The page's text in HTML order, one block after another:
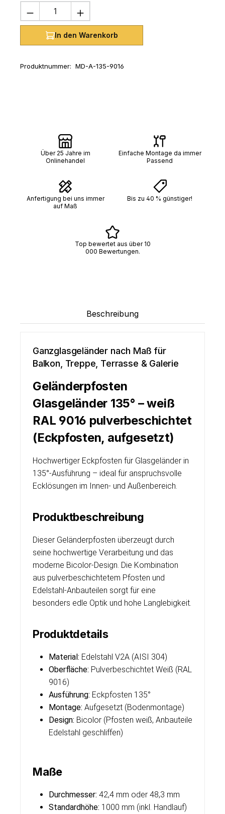
Produkt Anzahl: Gib den
In den Warenkorb
Produktnummer: MD-A-135-9016
Über 25 Jahre im
Onlinehandel
Einfache Montage da immer
Passend
Anfertigung bei uns immer
auf Maß
Bis zu 40 % günstiger!
Top bewertet aus über 10
000 Bewertungen.
Beschreibung
Ganzglasgeländer nach Maß für
Balkon, Treppe, Terrasse & Galerie
Geländerpfosten
Glasgeländer 135° – weiß
RAL 9016 pulverbeschichtet
(Eckpfosten, aufgesetzt)
Hochwertiger Eckpfosten für Glasgeländer in
135°-Ausführung – ideal für anspruchsvolle
Ecklösungen im Innen- und Außenbereich.
Produktbeschreibung
Dieser Geländerpfosten überzeugt durch
seine hochwertige Verarbeitung und das
moderne Bicolor-Design. Die Kombination
aus pulverbeschichtetem Pfosten und
Edelstahl-Anbauteilen sorgt für eine
besonders edle Optik und hohe Langlebigkeit.
Produktdetails
Material: Edelstahl V2A (AISI 304)
Oberfläche: Pulverbeschichtet Weiß (RAL
9016)
Ausführung: Eckpfosten 135°
Montage: Aufgesetzt (Bodenmontage)
Design: Bicolor (Pfosten weiß, Anbauteile
Edelstahl geschliffen)
Maße
Durchmesser: 42,4 mm oder 48,3 mm
Standardhöhe: 1000 mm (inkl. Handlauf)